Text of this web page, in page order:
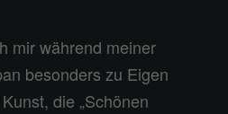
mir während meiner
besonders zu Eigen
die „Schönen